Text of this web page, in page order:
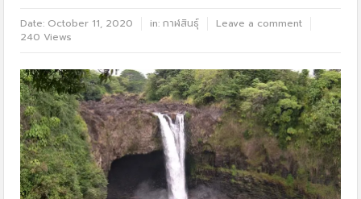
Date: October 11, 2020 in:กาฬสินธุ์
Leave a comment
240 Views